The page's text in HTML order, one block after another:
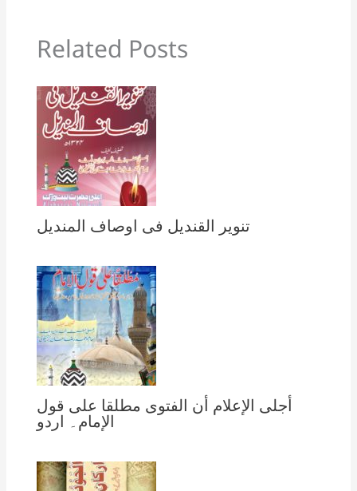
Related Posts
تنویر القندیل فی اوصاف المندیل
أجلى الإعلام أن الفتوى مطلقا على قول
الإمام۔ اردو